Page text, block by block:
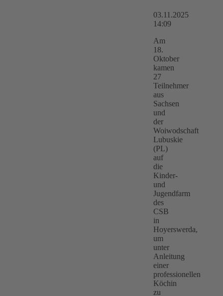
03.11.2025
14:09
Am
18.
Oktober
kamen
27
Teilnehmer
aus
Sachsen
und
der
Woiwodschaft
Lubuskie
(PL)
auf
die
Kinder-
und
Jugendfarm
des
CSB
in
Hoyerswerda,
um
unter
Anleitung
einer
professionellen
Köchin
zu